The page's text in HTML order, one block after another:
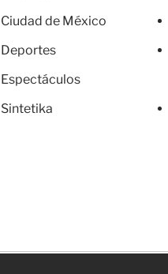
Ciudad de México
Deportes
Espectáculos
Sintetika